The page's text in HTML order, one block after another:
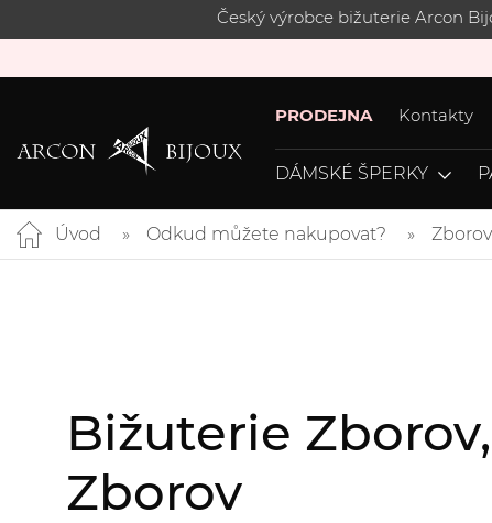
Český výrobce bižuterie Arcon
PRODEJNA Kontakty
DÁMSKÉ ŠPERKY
Úvod Odkud můžete nakupovat? Zborov
Bižuterie
Zborov